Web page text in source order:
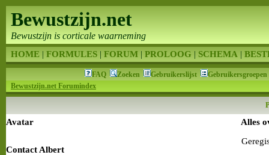
FAQ Zoeken Gebruikerslijst
Gebruikersgroepen
Bewustzijn.net Forumindex
Avatar
Alles
Contact Albert
Bewustzijn.net
Bewustzijn is corticale waarneming
HOME | FORMULES | FORUM | PROLOOG | SCHEMA |